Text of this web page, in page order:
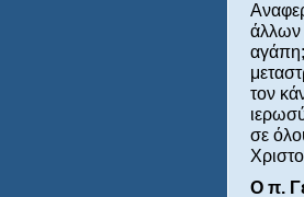
άλλων
τον
σε
Ο π.